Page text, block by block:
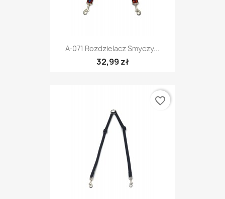
A-071 Rozdzielacz Smyczy...
32,99 zł
favorite_border